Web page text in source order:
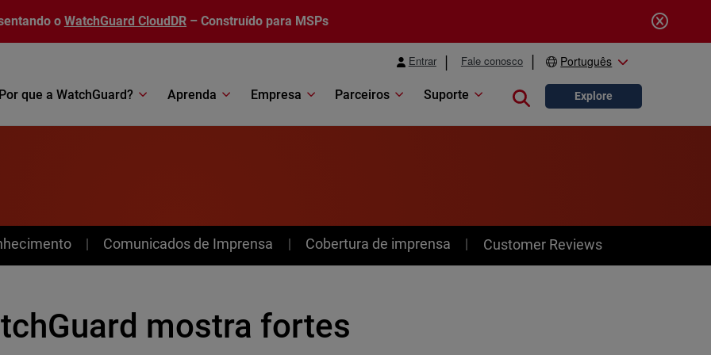
o WatchGuard CloudDR – Construído para MSPs
Entrar Fale conosco Português
Por que a WatchGuard? Aprenda Empresa Parceiros Suporte Close search
Explore
Comunicados de Imprensa Cobertura de imprensa Customer Reviews
mostra fortes